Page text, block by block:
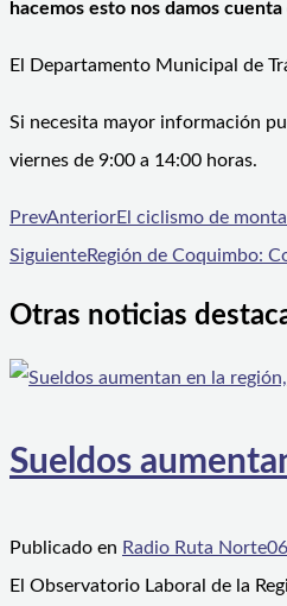
hacemos esto nos damos
El Departamento Municipal de
Si necesita mayor información
viernes de 9:00 a 14:00 horas.
PrevAnteriorEl ciclismo de
SiguienteRegión de Coquimbo:
Otras noticias
Sueldos
Publicado en Radio Ruta Norte
El Observatorio Laboral de la